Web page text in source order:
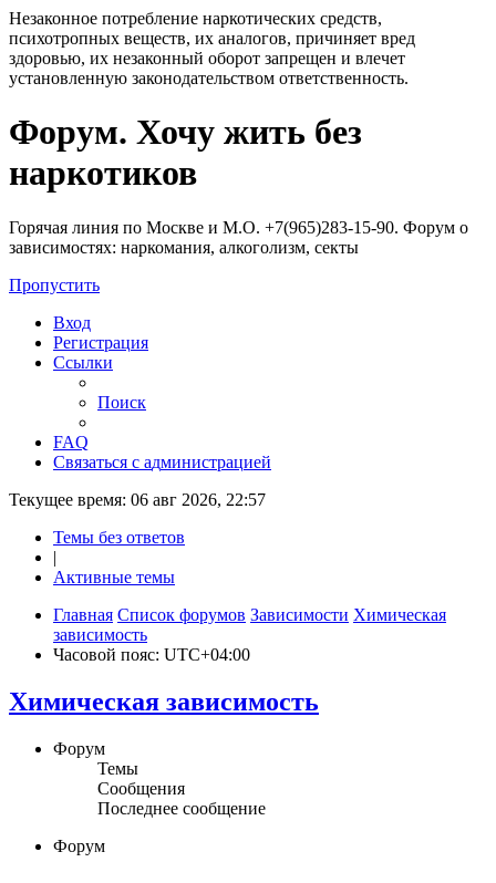
Незаконное потребление наркотических средств,
психотропных веществ, их аналогов, причиняет вред
здоровью, их незаконный оборот запрещен и влечет
установленную законодательством ответственность.
Регистрация
Форум. Хочу жить без
наркотиков
Горячая линия по Москве и М.О. +7(965)283-15-90. Форум о
зависимостях: наркомания, алкоголизм, секты
Пропустить
Вход
Регистрация
Ссылки
Поиск
FAQ
Связаться с администрацией
Текущее время: 06 авг 2026, 22:57
Темы без ответов
|
Активные темы
Главная Список форумов Зависимости Химическая
зависимость
Часовой пояс: UTC+04:00
Химическая зависимость
Форум
Темы
Сообщения
Последнее сообщение
Форум